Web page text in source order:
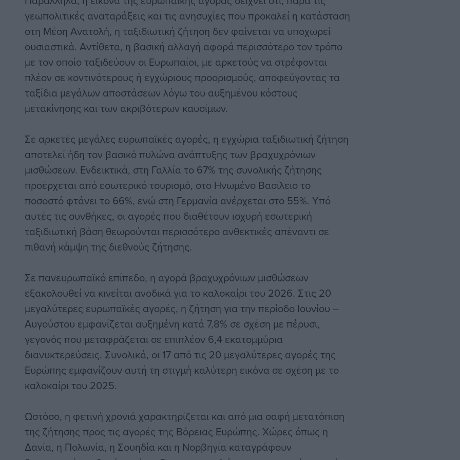
γεωπολιτικές αναταράξεις και τις ανησυχίες που προκαλεί η κατάσταση
στη Μέση Ανατολή, η ταξιδιωτική ζήτηση δεν φαίνεται να υποχωρεί
ουσιαστικά. Αντίθετα, η βασική αλλαγή αφορά περισσότερο τον τρόπο
με τον οποίο ταξιδεύουν οι Ευρωπαίοι, με αρκετούς να στρέφονται
πλέον σε κοντινότερους ή εγχώριους προορισμούς, αποφεύγοντας τα
ταξίδια μεγάλων αποστάσεων λόγω του αυξημένου κόστους
μετακίνησης και των ακριβότερων καυσίμων.
Σε αρκετές μεγάλες ευρωπαϊκές αγορές, η εγχώρια ταξιδιωτική ζήτηση
αποτελεί ήδη τον βασικό πυλώνα ανάπτυξης των βραχυχρόνιων
μισθώσεων. Ενδεικτικά, στη Γαλλία το 67% της συνολικής ζήτησης
προέρχεται από εσωτερικό τουρισμό, στο Ηνωμένο Βασίλειο το
ποσοστό φτάνει το 66%, ενώ στη Γερμανία ανέρχεται στο 55%. Υπό
αυτές τις συνθήκες, οι αγορές που διαθέτουν ισχυρή εσωτερική
ταξιδιωτική βάση θεωρούνται περισσότερο ανθεκτικές απέναντι σε
πιθανή κάμψη της διεθνούς ζήτησης.
Σε πανευρωπαϊκό επίπεδο, η αγορά βραχυχρόνιων μισθώσεων
εξακολουθεί να κινείται ανοδικά για το καλοκαίρι του 2026. Στις 20
μεγαλύτερες ευρωπαϊκές αγορές, η ζήτηση για την περίοδο Ιουνίου –
Αυγούστου εμφανίζεται αυξημένη κατά 7,8% σε σχέση με πέρυσι,
γεγονός που μεταφράζεται σε επιπλέον 6,4 εκατομμύρια
διανυκτερεύσεις. Συνολικά, οι 17 από τις 20 μεγαλύτερες αγορές της
Ευρώπης εμφανίζουν αυτή τη στιγμή καλύτερη εικόνα σε σχέση με το
καλοκαίρι του 2025.
Ωστόσο, η φετινή χρονιά χαρακτηρίζεται και από μια σαφή μετατόπιση
της ζήτησης προς τις αγορές της Βόρειας Ευρώπης. Χώρες όπως η
Δανία, η Πολωνία, η Σουηδία και η Νορβηγία καταγράφουν